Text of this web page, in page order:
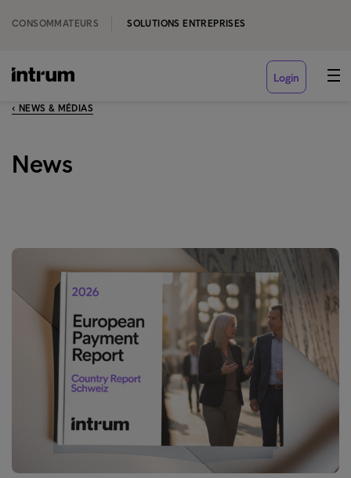
CONSOMMATEURS SOLUTIONS ENTREPRISES
Login
‹ NEWS & MÉDIAS
News